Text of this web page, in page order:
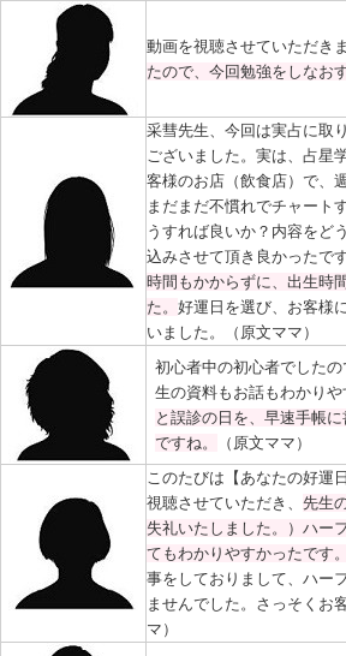
動画を視聴させていただき
たので、今回勉強をしなお
采彗先生、今回は実占に取
ございました。実は、占星
客様のお店（飲食店）で、
まだまだ不慣れでチャート
うすれば良いか？内容をど
込みさせて頂き良かったで
時間もかからずに、出生時
た。 好運日を選び、お客様
いました。（原文ママ）
初心者中の初心者でした
生の資料もお話もわかり
と誤診の日を、早速手帳
ですね。
（原文ママ）
このたびは【あなたの好運
視聴させていただき、 先生
失礼いたしました。）ハー
てもわかりやすかったです
事をしておりまして、ハー
ませんでした。さっそくお
マ）